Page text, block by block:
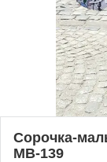
Сорочка-
МВ-139